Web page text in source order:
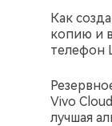
Как
копию и
телефон
Vivo
лучшая